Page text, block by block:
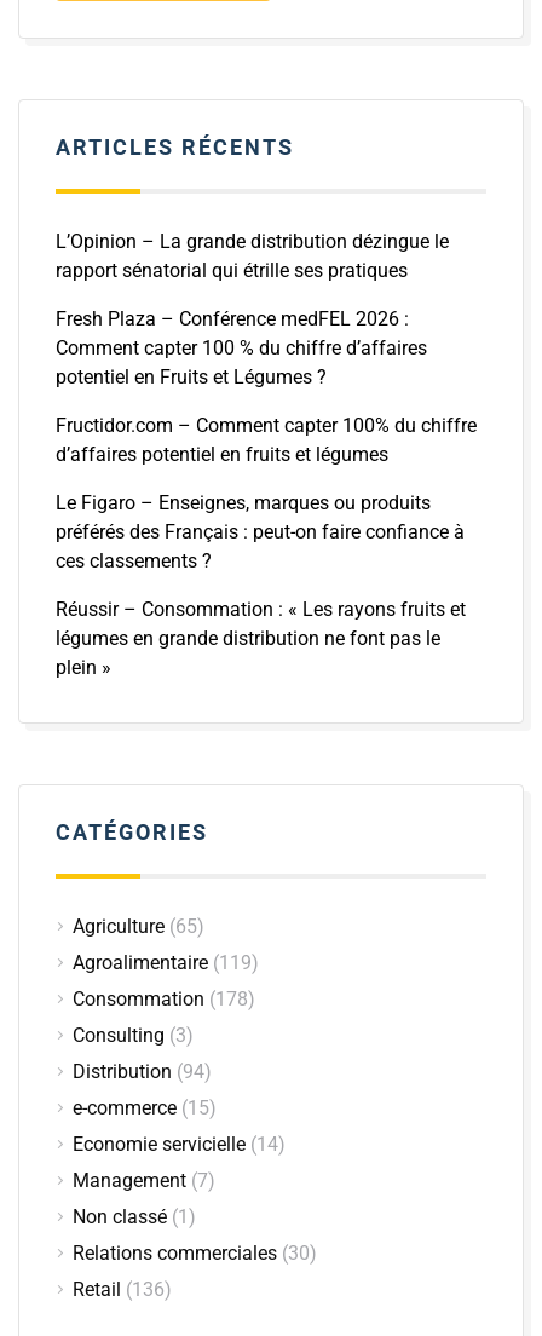
ARTICLES RÉCENTS
L’Opinion – La grande distribution dézingue le
rapport sénatorial qui étrille ses pratiques
Fresh Plaza – Conférence medFEL 2026 :
Comment capter 100 % du chiffre d’affaires
potentiel en Fruits et Légumes ?
Fructidor.com – Comment capter 100% du chiffre
d’affaires potentiel en fruits et légumes
Le Figaro – Enseignes, marques ou produits
préférés des Français : peut-on faire confiance à
ces classements ?
Réussir – Consommation : « Les rayons fruits et
légumes en grande distribution ne font pas le
plein »
CATÉGORIES
Agriculture (65)
Agroalimentaire (119)
Consommation (178)
Consulting (3)
Distribution (94)
e-commerce (15)
Economie servicielle (14)
Management (7)
Non classé (1)
Relations commerciales (30)
Retail (136)